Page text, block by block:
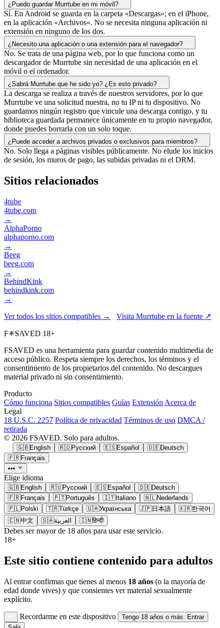
¿Puedo guardar Murrtube en mi móvil?
Sí. En Android se guarda en la carpeta «Descargas»; en el iPhone,
en la aplicación «Archivos». No se necesita ninguna aplicación ni
extensión en ninguno de los dos.
¿Necesito una aplicación o una extensión para el navegador?
No. Se trata de una página web, por lo que funciona como un
descargador de Murrtube sin necesidad de una aplicación en el
móvil o el ordenador.
¿Sabrá Murrtube que he sido yo? ¿Es esto privado?
La descarga se realiza a través de nuestros servidores, por lo que
Murrtube ve una solicitud nuestra, no tu IP ni tu dispositivo. No
guardamos ningún registro que vincule una descarga contigo, y tu
biblioteca guardada permanece únicamente en tu propio navegador,
donde puedes borrarla con un solo toque.
¿Puede acceder a archivos privados o exclusivos para miembros?
No. Solo llega a páginas visibles públicamente. No elude los inicios
de sesión, los muros de pago, las subidas privadas ni el DRM.
Sitios relacionados
4tube
4tube.com
→
AlphaPorno
alphaporno.com
→
Beeg
beeg.com
→
BehindKink
behindkink.com
→
Ver todos los sitios compatibles → Visita Murrtube en la fuente ↗
F✳SAVED 18+
FSAVED es una herramienta para guardar contenido multimedia de
acceso público. Respeta siempre los derechos, los términos y el
consentimiento de los propietarios del contenido. No descargues
material privado ni sin consentimiento.
Producto
Cómo funciona Sitios compatibles Guías Extensión Acerca de
Legal
18 U.S.C. 2257 Política de privacidad Términos de uso DMCA /
retirada
© 2026 FSAVED. Solo para adultos.
🇬🇧English 🇷🇺Русский 🇪🇸Español 🇩🇪Deutsch
🇫🇷Français
•••
Elige idioma
🇬🇧English 🇷🇺Русский 🇪🇸Español 🇩🇪Deutsch
🇫🇷Français 🇵🇹Português 🇮🇹Italiano 🇳🇱Nederlands
🇵🇱Polski 🇹🇷Türkçe 🇺🇦Українська 🇯🇵日本語 🇰🇷한국어
🇨🇳中文 🇸🇦العربية 🇮🇳हिन्दी
Debes ser mayor de 18 años para usar este servicio.
18+
Este sitio contiene contenido para adultos
Al entrar confirmas que tienes al menos 18 años (o la mayoría de
edad donde vives) y que consientes ver material sexualmente
explícito.
Recordarme en este dispositivo
Tengo 18 años o más: Entrar